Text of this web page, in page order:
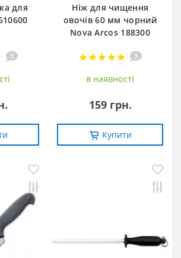
для
3
Ніж для чищення
овочів 60 мм чорний
Nova Arcos 188300
3
в наявностi
159 грн.
Купити